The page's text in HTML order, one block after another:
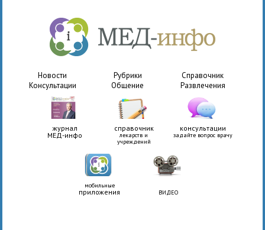
Новости Рубрики
Справочник
Консультации
Общение Развлечения
журнал
МЕД-инфо
справочник
лекарств и
учреждений
консультации
задайте вопрос врачу
мобильные
приложения ВИДЕО